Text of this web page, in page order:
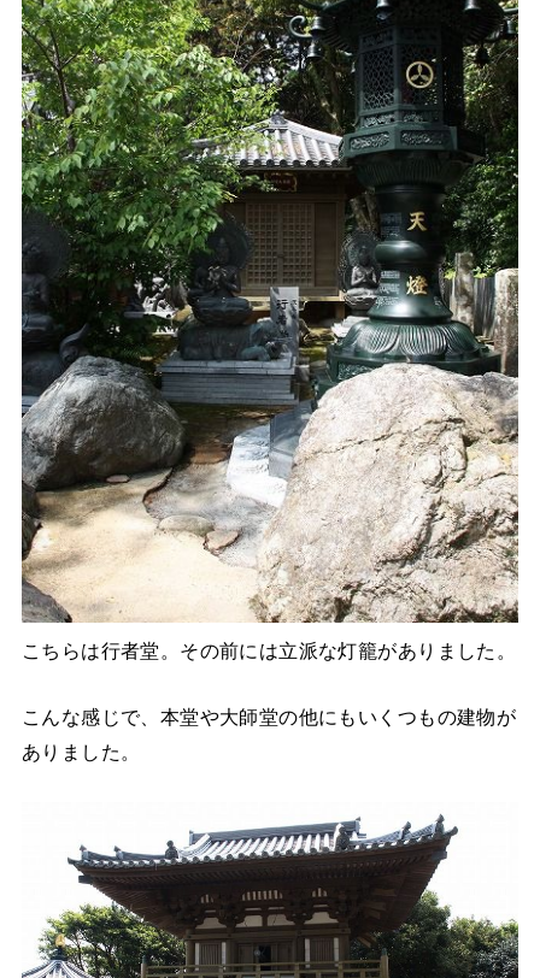
こちらは行者堂。その前には立派な灯籠がありました。
こんな感じで、本堂や大師堂の他にもいくつもの建物が
ありました。